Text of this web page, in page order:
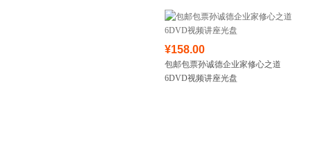
¥158.00
包邮包票孙诚德企业家修心之道
6DVD视频讲座光盘